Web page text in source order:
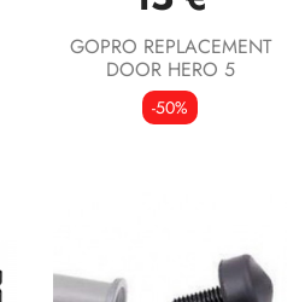
GOPRO REPLACEMENT
DOOR HERO 5
-50%